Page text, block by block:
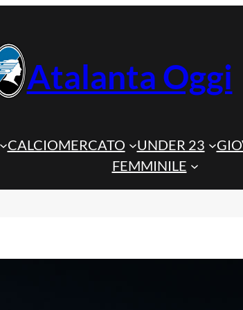
Atalanta Oggi
CALCIOMERCATO UNDER 23
FEMMINILE